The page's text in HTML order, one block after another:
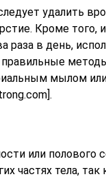
удалить
Кроме того,
раза в день,
мылом
или полового
частях тела,